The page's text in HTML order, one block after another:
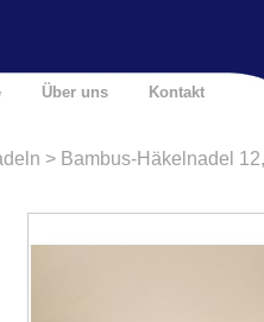
Über uns Kontakt
> Bambus-Häkelnadel